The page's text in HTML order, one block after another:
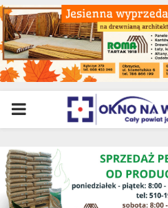
PRIMARY
MENU